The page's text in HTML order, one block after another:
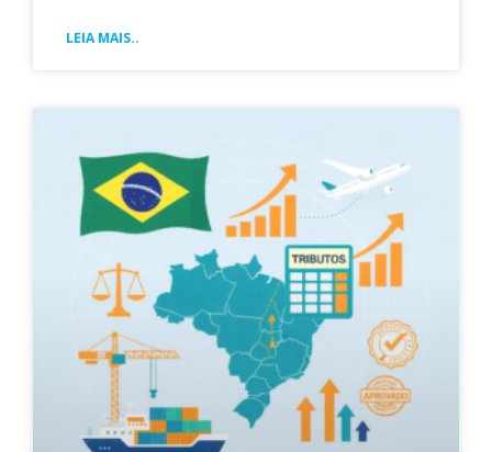
LEIA MAIS..